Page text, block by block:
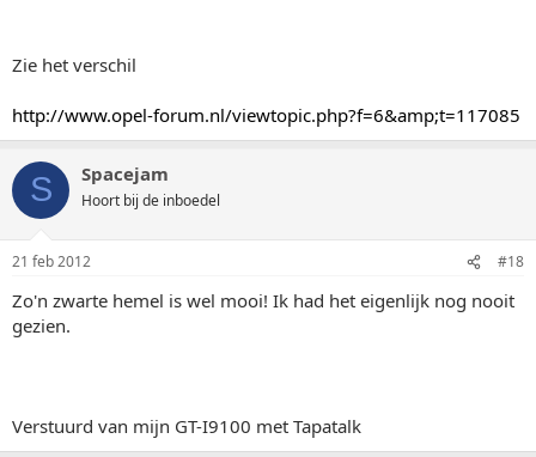
Zie het verschil
http://www.opel-forum.nl/viewtopic.php?f=6&amp;t=117085
S Spacejam
Hoort bij de inboedel
21 feb 2012 #18
Zo'n zwarte hemel is wel mooi! Ik had het eigenlijk nog nooit
gezien.
Verstuurd van mijn GT-I9100 met Tapatalk